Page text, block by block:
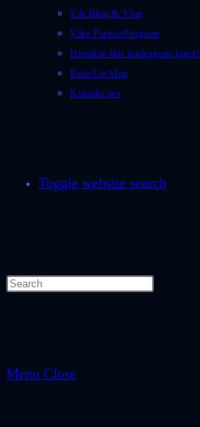
Vår Blog & Vlog
Våre PartnerProgram
Hvordan blir innleggene laget?
ReiseLiv.blog
Kontakt oss
Toggle website search
Menu Close